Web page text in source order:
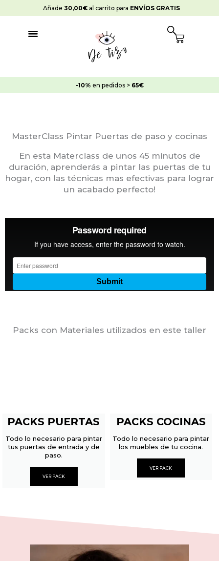
al
Añade 30,00€ al carrito para ENVÍOS GRATIS
Cart
-10% en pedidos > 65€
MasterClass Pintar Puertas de paso y cocinas
En esta Materclass de unos 45 minutos de
duración, aprenderás a pintar las puertas de tu
hogar, con las técnicas mas efectivas para lograr
un acabado perfecto!
Packs con Materiales utilizados en este taller
PACKS PUERTAS
Todo lo necesario para pintar
tus puertas de entrada y de
paso.
VER PACK
PACKS COCINAS
Todo lo necesario para pintar
los muebles de tu cocina.
VER PACK